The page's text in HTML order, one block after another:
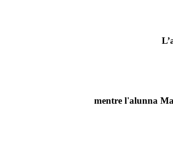
mentre l'alunna